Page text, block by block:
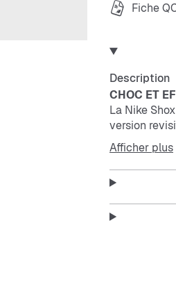
Fiche
Description
CHOC ET
La Nike
version
et la
et ton look
Technologie
avec des
comprime et
Afficher plus